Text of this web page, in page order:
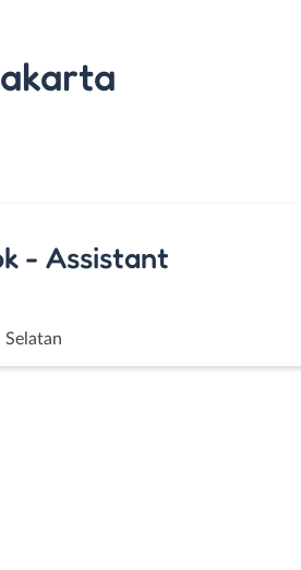
- Assistant
Selatan